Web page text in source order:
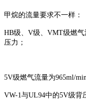
甲烷的流量要求不一样：
HB级、V级、VMT级燃气
压力；
5V级燃气流量为965ml/
VW-1与UL94中的5V级背